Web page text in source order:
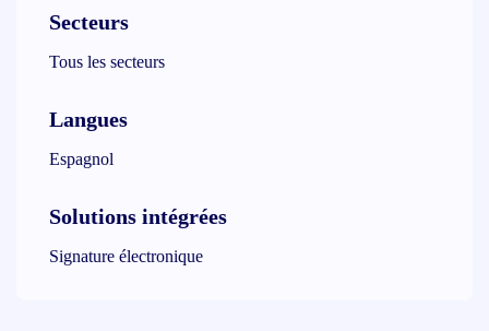
Secteurs
Tous les secteurs
Langues
Espagnol
Solutions intégrées
Signature électronique